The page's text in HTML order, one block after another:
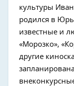
культуры
родился в
известные и
«Морозко»,
другие